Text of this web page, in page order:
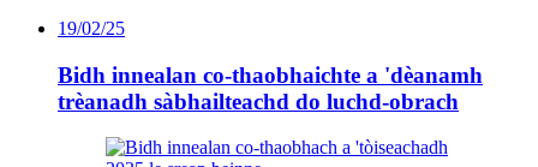
19/02/25
Bidh innealan co-thaobhaichte a 'dèanamh
trèanadh sàbhailteachd do luchd-obrach